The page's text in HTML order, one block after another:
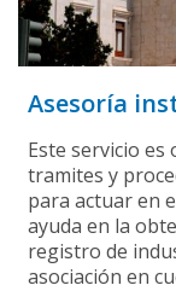
Asesoría
Este servicio
tramites y
para actuar en
ayuda en la
registro de
asociación en